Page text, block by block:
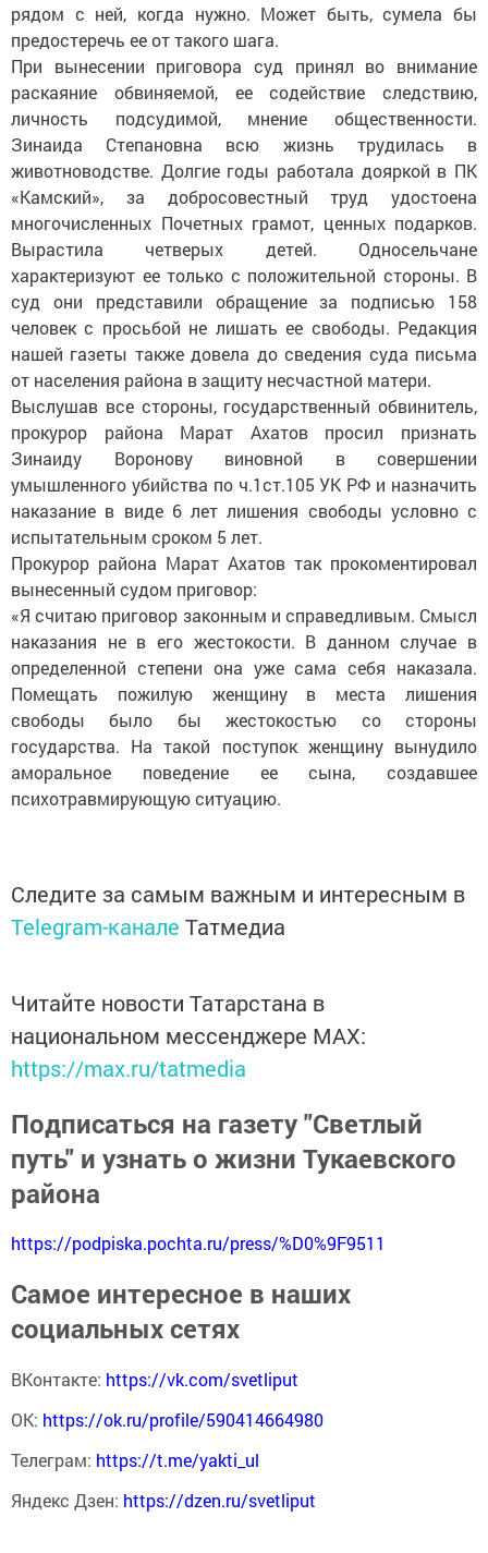
рядом с ней, когда нужно. Может быть, сумела бы
предостеречь ее от такого шага.
При вынесении приговора суд принял во внимание
раскаяние обвиняемой, ее содействие следствию,
личность подсудимой, мнение общественности.
Зинаида Степановна всю жизнь трудилась в
животноводстве. Долгие годы работала дояркой в ПК
«Камский», за добросовестный труд удостоена
многочисленных Почетных грамот, ценных подарков.
Вырастила четверых детей. Односельчане
характеризуют ее только с положительной стороны. В
суд они представили обращение за подписью 158
человек с просьбой не лишать ее свободы. Редакция
нашей газеты также довела до сведения суда письма
от населения района в защиту несчастной матери.
Выслушав все стороны, государственный обвинитель,
прокурор района Марат Ахатов просил признать
Зинаиду Воронову виновной в совершении
умышленного убийства по ч.1ст.105 УК РФ и назначить
наказание в виде 6 лет лишения свободы условно с
испытательным сроком 5 лет.
Прокурор района Марат Ахатов так прокоментировал
вынесенный судом приговор:
«Я считаю приговор законным и справедливым. Смысл
наказания не в его жестокости. В данном случае в
определенной степени она уже сама себя наказала.
Помещать пожилую женщину в места лишения
свободы было бы жестокостью со стороны
государства. На такой поступок женщину вынудило
аморальное поведение ее сына, создавшее
психотравмирующую ситуацию.
Следите за самым важным и интересным в
Telegram-канале Татмедиа
Читайте новости Татарстана в
национальном мессенджере MАХ:
https://max.ru/tatmedia
Подписаться на газету "Светлый
путь" и узнать о жизни Тукаевского
района
https://podpiska.pochta.ru/press/%D0%9F9511
Самое интересное в наших
социальных сетях
ВКонтакте: https://vk.com/svetliput
ОК: https://ok.ru/profile/590414664980
Телеграм: https://t.me/yakti_ul
Яндекс Дзен: https://dzen.ru/svetliput